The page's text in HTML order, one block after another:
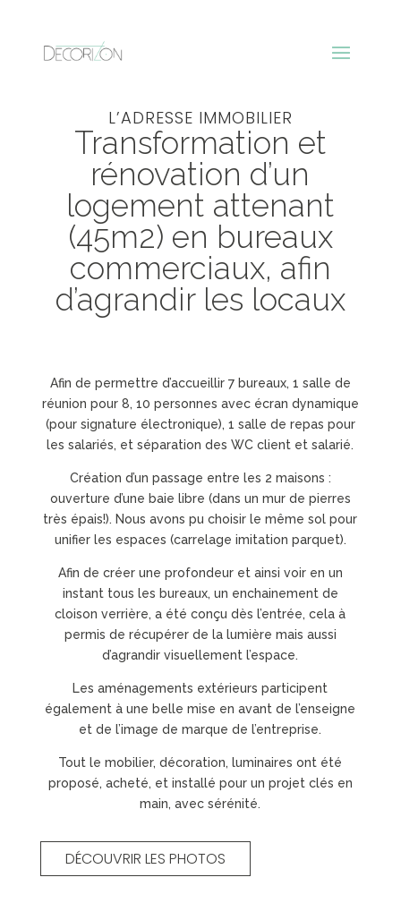
L’ADRESSE IMMOBILIER
Transformation et
rénovation d’un
logement attenant
(45m2) en bureaux
commerciaux, afin
d’agrandir les locaux
Afin de permettre d’accueillir 7 bureaux, 1 salle de
réunion pour 8, 10 personnes avec écran dynamique
(pour signature électronique), 1 salle de repas pour
les salariés, et séparation des WC client et salarié.
Création d’un passage entre les 2 maisons :
ouverture d’une baie libre (dans un mur de pierres
très épais!). Nous avons pu choisir le même sol pour
unifier les espaces (carrelage imitation parquet).
Afin de créer une profondeur et ainsi voir en un
instant tous les bureaux, un enchainement de
cloison verrière, a été conçu dès l’entrée, cela à
permis de récupérer de la lumière mais aussi
d’agrandir visuellement l’espace.
Les aménagements extérieurs participent
également à une belle mise en avant de l’enseigne
et de l’image de marque de l’entreprise.
Tout le mobilier, décoration, luminaires ont été
proposé, acheté, et installé pour un projet clés en
main, avec sérénité.
DÉCOUVRIR LES PHOTOS